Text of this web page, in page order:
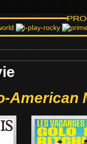
American